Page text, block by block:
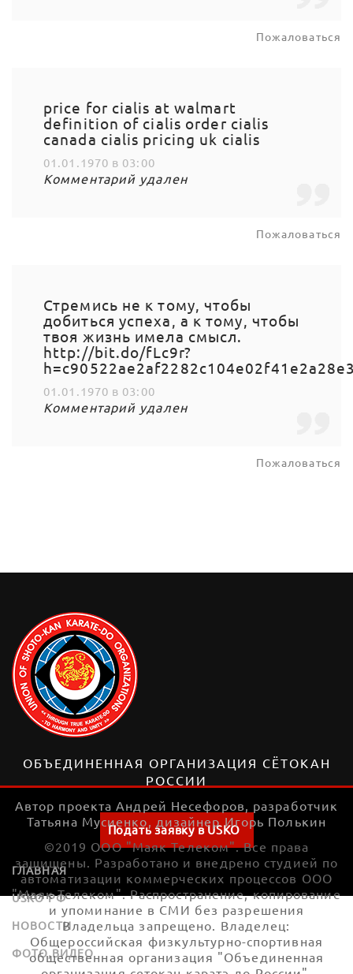
Пожаловаться
price for cialis at walmart
definition of cialis order cialis
canada cialis pricing uk cialis
01.01.1970 в 03:00
Комментарий удален
Пожаловаться
Стремись не к тому, чтобы
добиться успеха, а к тому, чтобы
твоя жизнь имела смысл.
http://bit.do/fLc9r?
01.01.1970 в 03:00
Комментарий удален
Пожаловаться
ОБЪЕДИНЕННАЯ ОРГАНИЗАЦИЯ СЁТОКАН
РОССИИ
Подать заявку в USKO
ГЛАВНАЯ
USKO РФ
НОВОСТИ
ФОТО,ВИДЕО
Автор проекта Андрей Несефоров, разработчик
Татьяна Мусиенко, дизайнер Игорь Полькин
©2019 ООО "Маяк Телеком". Все права
защищены. Разработано и внедрено студией по
автоматизации коммерческих процессов ООО
"Маяк Телеком". Распространение, копирование
и упоминание в СМИ без разрешения
Владельца запрещено. Владелец:
Общероссийская физкультурно-спортивная
общественная организация "Объединенная